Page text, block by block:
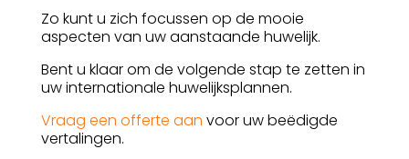
Zo kunt u zich focussen op de mooie
aspecten van uw aanstaande huwelijk.
Bent u klaar om de volgende stap te zetten in
uw internationale huwelijksplannen.
Vraag een offerte aan voor uw beëdigde
vertalingen.